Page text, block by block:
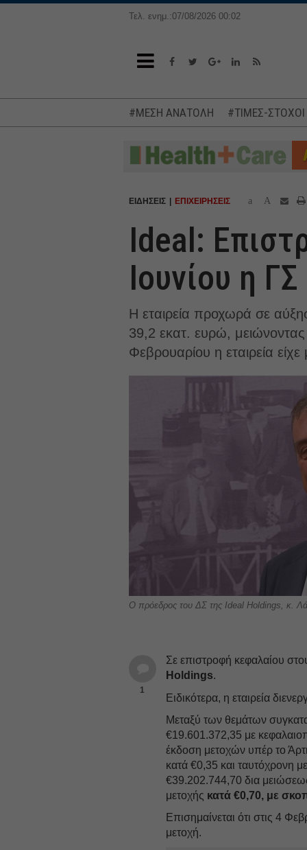
Τελ. ενημ.:07/08/2026 00:02
#ΜΕΣΗ ΑΝΑΤΟΛΗ #ΤΙΜΕΣ-
ΕΙΔΗΣΕΙΣ ΕΠΙΧΕΙΡΗΣΕΙΣ a A
Ideal:
Ιουνίου η ΓΣ
Η εταιρεία προχωρά σε
39,2 εκατ. ευρώ, μειώνοντας
Φεβρουαρίου η εταιρεία
Ο πρόεδρος του ΔΣ της Ideal Holdings, κ.
1
Σε επιστροφή κεφαλαίου
Holdings.
Ειδικότερα, η εταιρεία
Μεταξύ των θεμάτων
€19.601.372,35 με
έκδοση μετοχών υπέρ το
κατά €0,35 και ταυτόχρονη
€39.202.744,70 δια
μετοχής κατά €0,70, με
Επισημαίνεται ότι στις 4
μετοχή.